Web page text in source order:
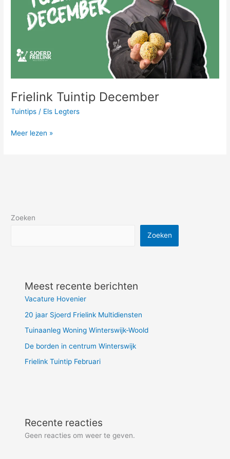
Frielink Tuintip December
Tuintips / Els Legters
Meer lezen »
Zoeken
Zoeken
Meest recente berichten
Vacature Hovenier
20 jaar Sjoerd Frielink Multidiensten
Tuinaanleg Woning Winterswijk-Woold
De borden in centrum Winterswijk
Frielink Tuintip Februari
Recente reacties
Geen reacties om weer te geven.